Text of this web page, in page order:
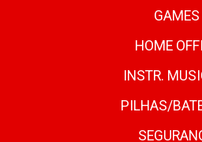
GAMES
HOME
INSTR.
PILHAS/